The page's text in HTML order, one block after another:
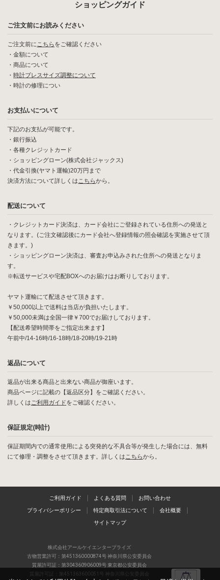
ショッピングガイド
ご注文前にお読みください
ご注文前にこちら をご確認ください
・ 金額について
・ 商品について
・ 時計ブレスサイズ調整について
・ 時計の修理につい
お支払いについて
下記のお支払が可能です。
・銀行振込
・各種クレジットカード
・ショッピングローン(株式会社ジャックス)
・代金引換(ヤマト運輸)20万円まで
決済方法について詳しくはこちらから。
配送について
・クレジットカード決済は、カード会社にご登録されている住所への発送と
なります。(ご注文確認後にカード会社へ登録情報の照会確認を実施させて頂
きます。)
・ショッピングローン決済は、審査お申込みされた住所への発送となりま
す。
※転送サービスや宅配BOXへのお届けはお断りしております。
ヤマト運輸にて配送させて頂きます。
￥50,000以上で送料は当店が負担いたします。
￥50,000未満は全国一律￥700でお届けしております。
【配送希望時間帯をご指定出来ます】
午前中/14-16時/16-18時/18-20時/19-21時
返品について
返品が出来る商品と出来ない商品が御座います。
商品ページに記載の【返品区分】をご確認ください。
詳しくはご利用ガイドをご確認ください。
保証規定(時計)
保証期間内での通常使用による突発的な不具合等が発生した場合には、無料
にて修理・調整をさせて頂きます。詳しくはこちらから。
ご利用ガイド よくある質問 お問い合わせ
プライバシーポリシー 特定商取引法について 会社概要
サイトマップ
株式会社アールケイエンタープライズ
古物営業許可：第451360000874号 神奈川県公安委員会
質屋許可証：第304360906009号 東京都公安委員会
質屋許可証：第451363600051号 神奈川県公安委員会